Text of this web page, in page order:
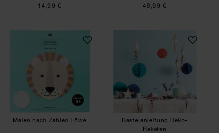
14,99 € 49,99 €
Malen nach Zahlen Löwe
Malen nach Zahlen Löwe
Bastelanleitung
Bastelanleitung Deko-
Raketen